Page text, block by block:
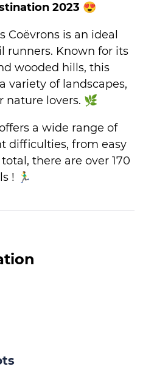
2023 😍
Coëvrons is an ideal
runners. Known for its
wooded hills, this
variety of landscapes,
nature lovers. 🌿
a wide range of
difficulties, from easy
there are over 170
! 🏃‍♂